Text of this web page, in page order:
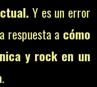
Y es un error
respuesta a cómo
y rock en un
.